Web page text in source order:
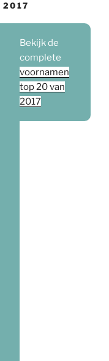
2017
Bekijk de
complete
voornamen
top 20 van
2017